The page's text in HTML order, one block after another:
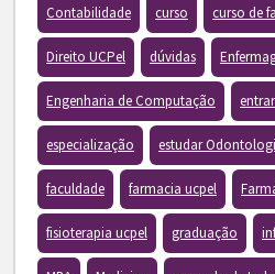
Contabilidade curso curso de
Direito UCPel dúvidas
Engenharia de Computação
especialização estudar
faculdade farmacia ucpel
fisioterapia ucpel graduação